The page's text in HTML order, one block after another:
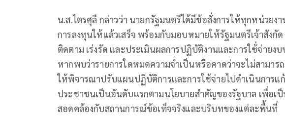
น.ส.ไตรศุลี กล่าวว่า นายกรัฐมนตรีได้มีข้อสั่งการให้ทุกหน่วยง
การลงทุนให้แล้วเสร็จ พร้อมกับมอบหมายให้รัฐมนตรีเจ้าสังกั
ติดตาม เร่งรัด และประเมินผลการปฏิบัติงานและการใช้่จ่ายง
หากพบว่ารายการใดหมดความจำเป็นหรือคาดว่าจะไม่สามา
ให้พิจารณาปรับแผนปฏิบัติการและการใช้จ่ายไปดำเนินการแ
ประชาชนเป็นอันดับแรกตามนโยบายสำคัญของรัฐบาล เพื่อเ
สอดคล้องกับสถานการณ์ข้อเท็จจริงและบริบทของแต่ละพื้นที่